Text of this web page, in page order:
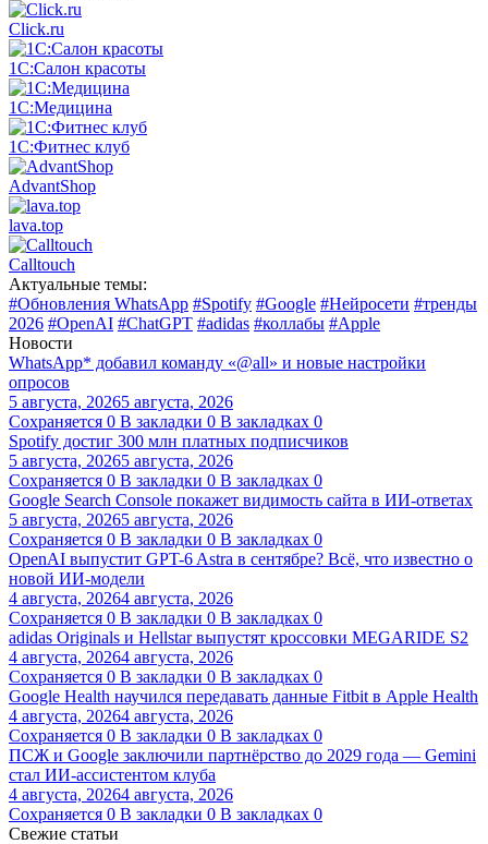
Click.ru
1С:Салон красоты
1С:Медицина
1С:Фитнес клуб
AdvantShop
lava.top
Calltouch
Актуальные темы:
#Обновления WhatsApp #Spotify #Google #Нейросети #тренды
2026 #OpenAI #ChatGPT #adidas #коллабы #Apple
Новости
WhatsApp* добавил команду «@all» и новые настройки
опросов
5 августа, 20265 августа, 2026
Сохраняется 0 В закладки 0 В закладках 0
Spotify достиг 300 млн платных подписчиков
5 августа, 20265 августа, 2026
Сохраняется 0 В закладки 0 В закладках 0
Google Search Console покажет видимость сайта в ИИ-ответах
5 августа, 20265 августа, 2026
Сохраняется 0 В закладки 0 В закладках 0
OpenAI выпустит GPT-6 Astra в сентябре? Всё, что известно о
новой ИИ-модели
4 августа, 20264 августа, 2026
Сохраняется 0 В закладки 0 В закладках 0
adidas Originals и Hellstar выпустят кроссовки MEGARIDE S2
4 августа, 20264 августа, 2026
Сохраняется 0 В закладки 0 В закладках 0
Google Health научился передавать данные Fitbit в Apple Health
4 августа, 20264 августа, 2026
Сохраняется 0 В закладки 0 В закладках 0
ПСЖ и Google заключили партнёрство до 2029 года — Gemini
стал ИИ-ассистентом клуба
4 августа, 20264 августа, 2026
Сохраняется 0 В закладки 0 В закладках 0
Свежие статьи